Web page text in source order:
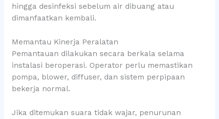
hingga desinfeksi sebelum air dibuang atau
dimanfaatkan kembali.
Memantau Kinerja Peralatan
Pemantauan dilakukan secara berkala selama
instalasi beroperasi. Operator perlu memastikan
pompa, blower, diffuser, dan sistem perpipaan
bekerja normal.
Jika ditemukan suara tidak wajar, penurunan